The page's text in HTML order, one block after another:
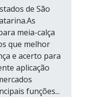
de São
meia-calça
que melhor
e acerto para
aplicação
funções...